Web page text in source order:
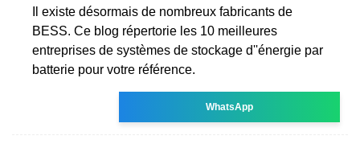
Il existe désormais de nombreux fabricants de
BESS. Ce blog répertorie les 10 meilleures
entreprises de systèmes de stockage d''énergie par
batterie pour votre référence.
WhatsApp